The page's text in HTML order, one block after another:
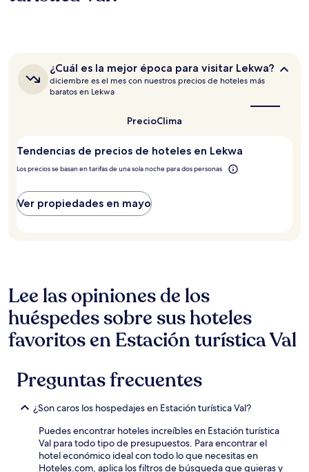
¿Cuál
es
la
¿Cuál es la mejor época para visitar Lekwa?
diciembre es el mes con nuestros precios de hoteles más
baratos en Lekwa
PrecioClima
Tendencias de precios de hoteles en Lekwa
Los precios se basan en tarifas de una sola noche para dos personas
Ver propiedades en mayo
Lee las opiniones de los
huéspedes sobre sus hoteles
favoritos en Estación turística Val
Preguntas frecuentes
¿Son caros los hospedajes en Estación turística Val?
Puedes encontrar hoteles increíbles en Estación turística
Val para todo tipo de presupuestos. Para encontrar el
hotel económico ideal con todo lo que necesitas en
Hoteles.com, aplica los filtros de búsqueda que quieras y